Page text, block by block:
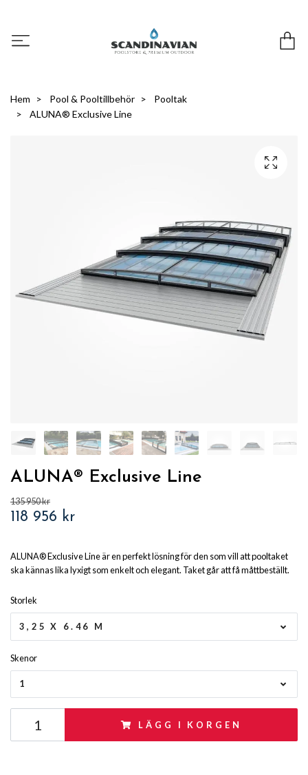
Hem Pool & Pooltillbehör
Pooltak
ALUNA® Exclusive Line
ALUNA® Exclusive Line
135 950 kr
118 956 kr
ALUNA® Exclusive Line är en perfekt lösning för den som vill att pooltaket
ska kännas lika lyxigt som enkelt och elegant. Taket går att få måttbeställt.
Storlek
3,25 X 6.46 M
Skenor
1
LÄGG I KORGEN